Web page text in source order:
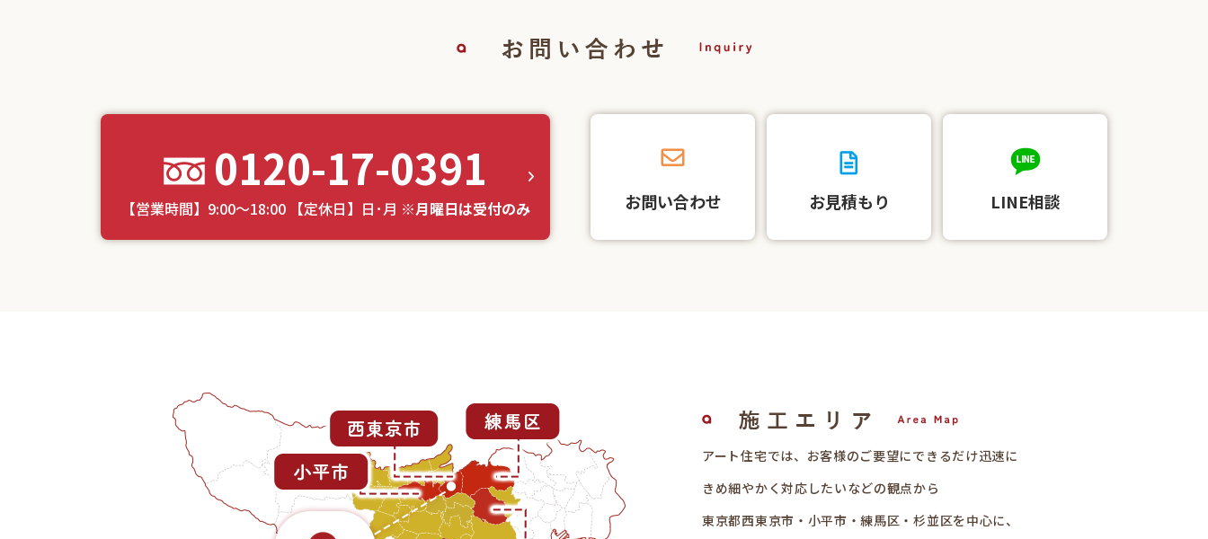
0120-17-0391
【営業時間】9:00～18:00 【定休日】日･月 ※月曜日は受付のみ お問い合わせ お見積もり LINE相談
アート住宅では、お客様のご要望にできるだけ迅速に
きめ細やかく対応したいなどの観点から
東京都西東京市・小平市・練馬区・杉並区を中心に、